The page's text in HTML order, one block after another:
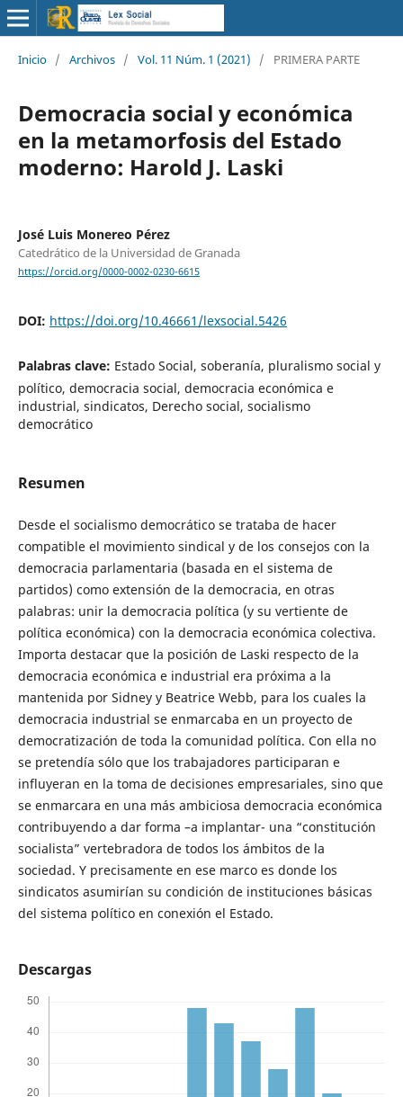
Inicio / Archivos / Vol. 11 Núm. 1 (2021) / PRIMERA PARTE
Democracia social y económica
en la metamorfosis del Estado
moderno: Harold J. Laski
José Luis Monereo Pérez
Catedrático de la Universidad de Granada
https://orcid.org/0000-0002-0230-6615
DOI: https://doi.org/10.46661/lexsocial.5426
Palabras clave: Estado Social, soberanía, pluralismo social y
político, democracia social, democracia económica e
industrial, sindicatos, Derecho social, socialismo
democrático
Resumen
Desde el socialismo democrático se trataba de hacer
compatible el movimiento sindical y de los consejos con la
democracia parlamentaria (basada en el sistema de
partidos) como extensión de la democracia, en otras
palabras: unir la democracia política (y su vertiente de
política económica) con la democracia económica colectiva.
Importa destacar que la posición de Laski respecto de la
democracia económica e industrial era próxima a la
mantenida por Sidney y Beatrice Webb, para los cuales la
democracia industrial se enmarcaba en un proyecto de
democratización de toda la comunidad política. Con ella no
se pretendía sólo que los trabajadores participaran e
influyeran en la toma de decisiones empresariales, sino que
se enmarcara en una más ambiciosa democracia económica
contribuyendo a dar forma –a implantar- una “constitución
socialista” vertebradora de todos los ámbitos de la
sociedad. Y precisamente en ese marco es donde los
sindicatos asumirían su condición de instituciones básicas
del sistema político en conexión el Estado.
Descargas